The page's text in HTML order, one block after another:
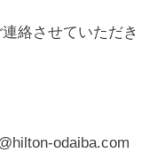
絡させていただき
odaiba.com